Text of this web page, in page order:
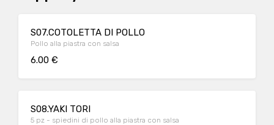
S07.COTOLETTA DI POLLO
Pollo alla piastra con salsa
6.00 €
S08.YAKI TORI
5 pz - spiedini di pollo alla piastra con salsa